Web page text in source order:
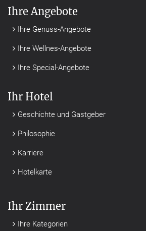
Ihre Angebote
Ihre Genuss-Angebote
Ihre Wellnes-Angebote
Ihre Special-Angebote
Ihr Hotel
Geschichte und Gastgeber
Philosophie
Karriere
Hotelkarte
Ihr Zimmer
Ihre Kategorien